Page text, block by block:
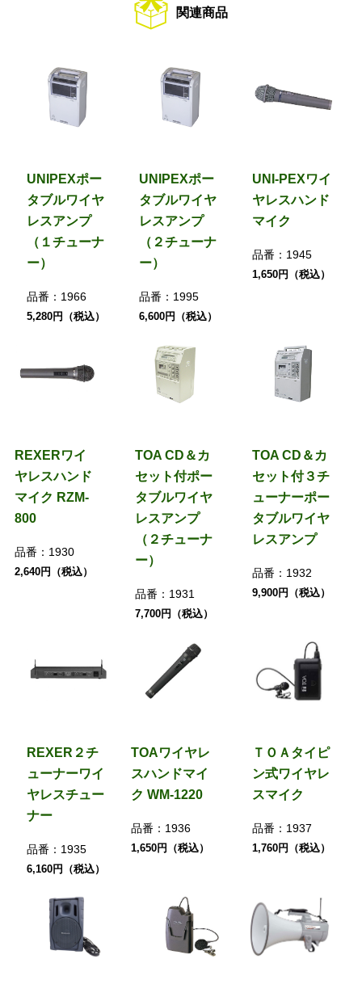
関連商品
UNIPEXポー
タブルワイヤ
レスアンプ
（１チューナ
ー）
品番： 1966
5,280円（税込）
UNIPEXポー
タブルワイヤ
レスアンプ
（２チューナ
ー）
品番： 1995
6,600円（税込）
UNI-PEXワイ
ヤレスハンド
マイク
品番： 1945
1,650円（税込）
REXERワイ
ヤレスハンド
マイク RZM-
800
品番： 1930
2,640円（税込）
TOA CD＆カ
セット付ポー
タブルワイヤ
レスアンプ
（２チューナ
ー）
品番： 1931
7,700円（税込）
TOA CD＆カ
セット付３チ
ューナーポー
タブルワイヤ
レスアンプ
品番： 1932
9,900円（税込）
REXER２チ
ューナーワイ
ヤレスチュー
ナー
品番： 1935
6,160円（税込）
TOAワイヤレ
スハンドマイ
ク WM-1220
品番： 1936
1,650円（税込）
ＴＯＡタイピ
ン式ワイヤレ
スマイク
品番： 1937
1,760円（税込）